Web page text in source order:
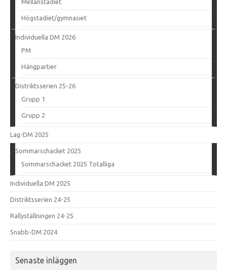
Mellanstadiet
Högstadiet/gymnasiet
Individuella DM 2026
PM
Hängpartier
Distriktsserien 25-26
Grupp 1
Grupp 2
Lag-DM 2025
Sommarschacket 2025
Sommarschacket 2025 Totalliga
Individuella DM 2025
Distriktsserien 24-25
Rallyställningen 24-25
Snabb-DM 2024
Senaste inläggen